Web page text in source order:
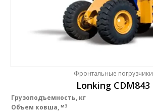
Фронтальные погрузчики
Lonking CDM843
Грузоподъемность, кг
Объем ковша, м3